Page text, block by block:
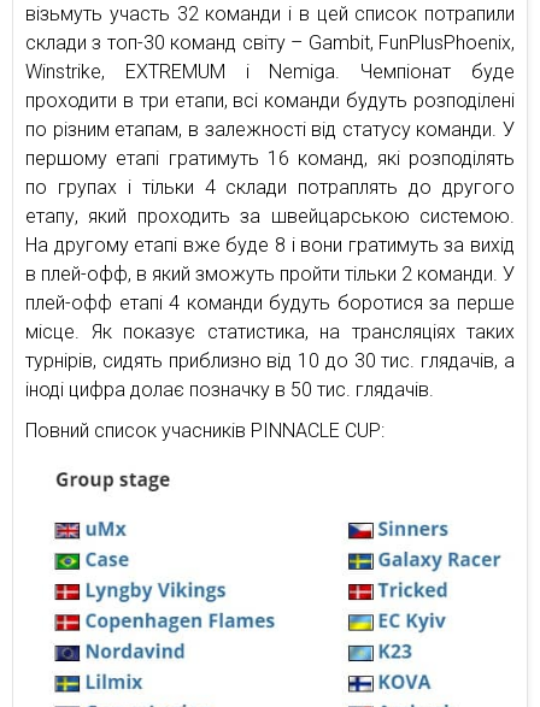
візьмуть участь 32 команди і в цей список потрапили
склади з топ-30 команд світу – Gambit, FunPlusPhoenix,
Winstrike, EXTREMUM і Nemiga. Чемпіонат буде
проходити в три етапи, всі команди будуть розподілені
по різним етапам, в залежності від статусу команди. У
першому етапі гратимуть 16 команд, які розподілять
по групах і тільки 4 склади потраплять до другого
етапу, який проходить за швейцарською системою.
На другому етапі вже буде 8 і вони гратимуть за вихід
в плей-офф, в який зможуть пройти тільки 2 команди. У
плей-офф етапі 4 команди будуть боротися за перше
місце. Як показує статистика, на трансляціях таких
турнірів, сидять приблизно від 10 до 30 тис. глядачів, а
іноді цифра долає позначку в 50 тис. глядачів.
Повний список учасників PINNACLE CUP: